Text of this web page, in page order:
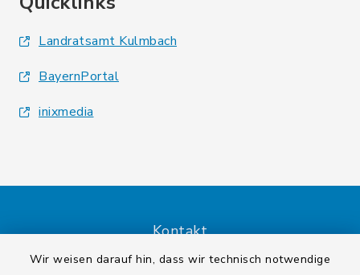
Wir weisen darauf hin, dass wir technisch notwendige
Landratsamt Kulmbach
BayernPortal
inixmedia
Kontakt